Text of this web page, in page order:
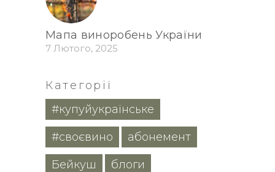
Мапа виноробень України
7 Лютого, 2025
Категорії
#купуйукраїнське
#своєвино абонемент
Бейкуш блоги